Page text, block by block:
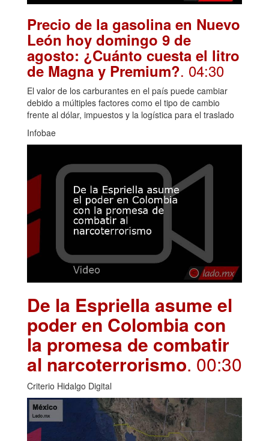
Precio de la gasolina en Nuevo
León hoy domingo 9 de
agosto: ¿Cuánto cuesta el litro
de Magna y Premium?. 04:30
El valor de los carburantes en el país puede cambiar
debido a múltiples factores como el tipo de cambio
frente al dólar, impuestos y la logística para el traslado
Infobae
De la Espriella asume el
poder en Colombia con
la promesa de combatir
al narcoterrorismo. 00:30
Criterio Hidalgo Digital